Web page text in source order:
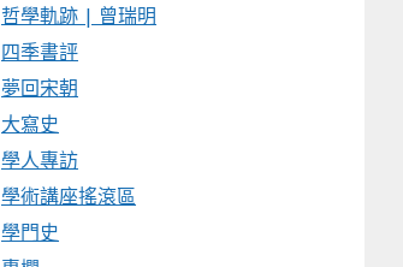
哲學軌跡 | 曾瑞明
四季書評
夢回宋朝
大寫史
學人專訪
學術講座搖滾區
學門史